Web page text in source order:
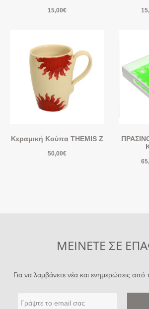
15,00€
Κεραμική Κούπα THEMIS Z
50,00€
ΜΕΙΝΕΤΕ ΣΕ
Για να λαμβάνετε νέα και ενημερώσεις